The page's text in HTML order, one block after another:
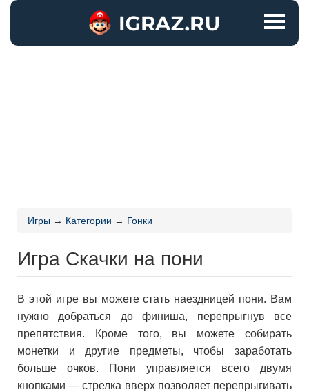
Игры → Категории → Гонки
Игра Скачки на пони
В этой игре вы можете стать наездницей пони. Вам
нужно добраться до финиша, перепрыгнув все
препятствия. Кроме того, вы можете собирать
монетки и другие предметы, чтобы заработать
больше очков. Пони управляется всего двумя
кнопками — стрелка вверх позволяет перепрыгивать